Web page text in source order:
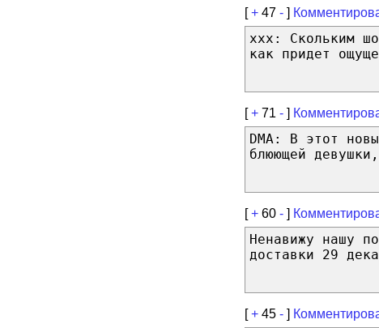
[+ 47 - ]
xxx: Скольким
как придет
[+ 71 - ]
DMA: В этот
блюющей
[+ 60 - ]
Ненавижу нашу
доставки 29
[+ 45 - ]